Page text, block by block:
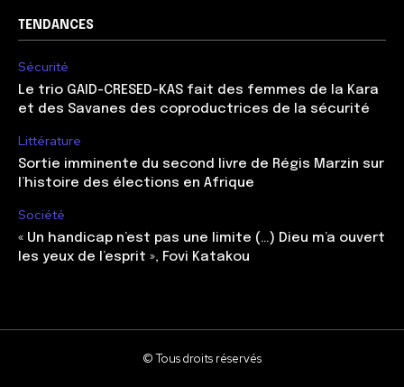
TENDANCES
Sécurité
Le trio GAID-CRESED-KAS fait des femmes de la Kara
et des Savanes des coproductrices de la sécurité
Littérature
Sortie imminente du second livre de Régis Marzin sur
l’histoire des élections en Afrique
Société
« Un handicap n’est pas une limite (…) Dieu m’a ouvert
les yeux de l’esprit », Fovi Katakou
© Tous droits réservés